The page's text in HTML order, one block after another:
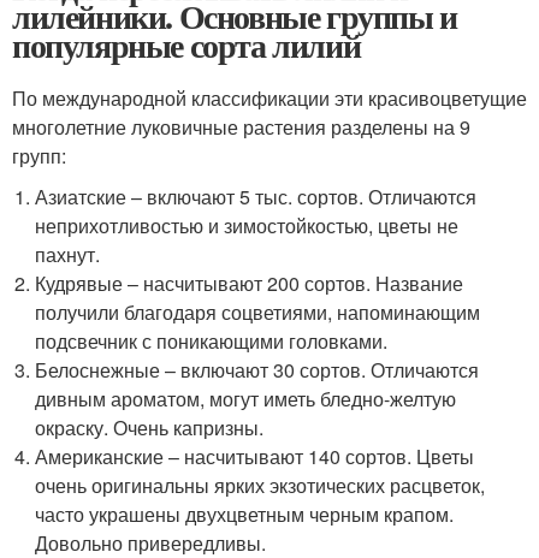
лилейники. Основные группы и
популярные сорта лилий
По международной классификации эти красивоцветущие
многолетние луковичные растения разделены на 9
групп:
Азиатские – включают 5 тыс. сортов. Отличаются
неприхотливостью и зимостойкостью, цветы не
пахнут.
Кудрявые – насчитывают 200 сортов. Название
получили благодаря соцветиями, напоминающим
подсвечник с поникающими головками.
Белоснежные – включают 30 сортов. Отличаются
дивным ароматом, могут иметь бледно-желтую
окраску. Очень капризны.
Американские – насчитывают 140 сортов. Цветы
очень оригинальны ярких экзотических расцветок,
часто украшены двухцветным черным крапом.
Довольно привередливы.